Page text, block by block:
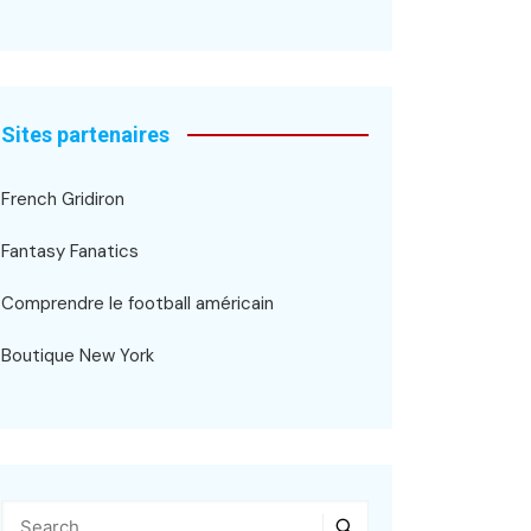
Sites partenaires
French Gridiron
Fantasy Fanatics
Comprendre le football américain
Boutique New York